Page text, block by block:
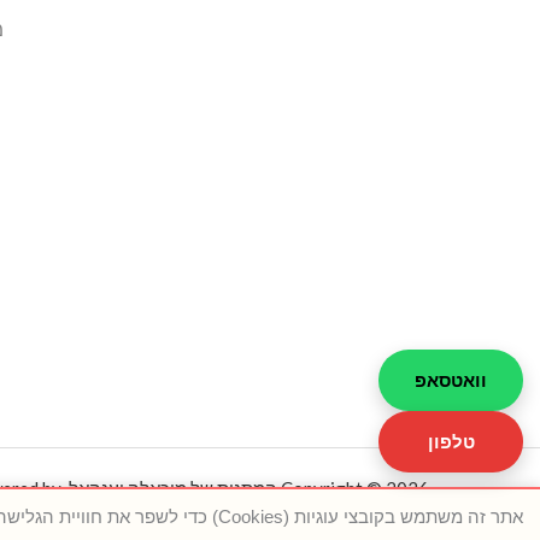
וואטסאפ
טלפון
אתר זה משתמש בקובצי עוגיות (Cookies) כדי לשפר את חוויית הגלישה, למדוד ביצועים ולהתאים תוכן. ניתן לאשר הכול, לדחות הכול או לבחור העדפות.